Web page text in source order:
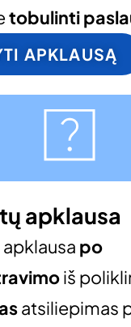
tobulinti
APKLAUSĄ
apklausa
po
iš
atsiliepimas